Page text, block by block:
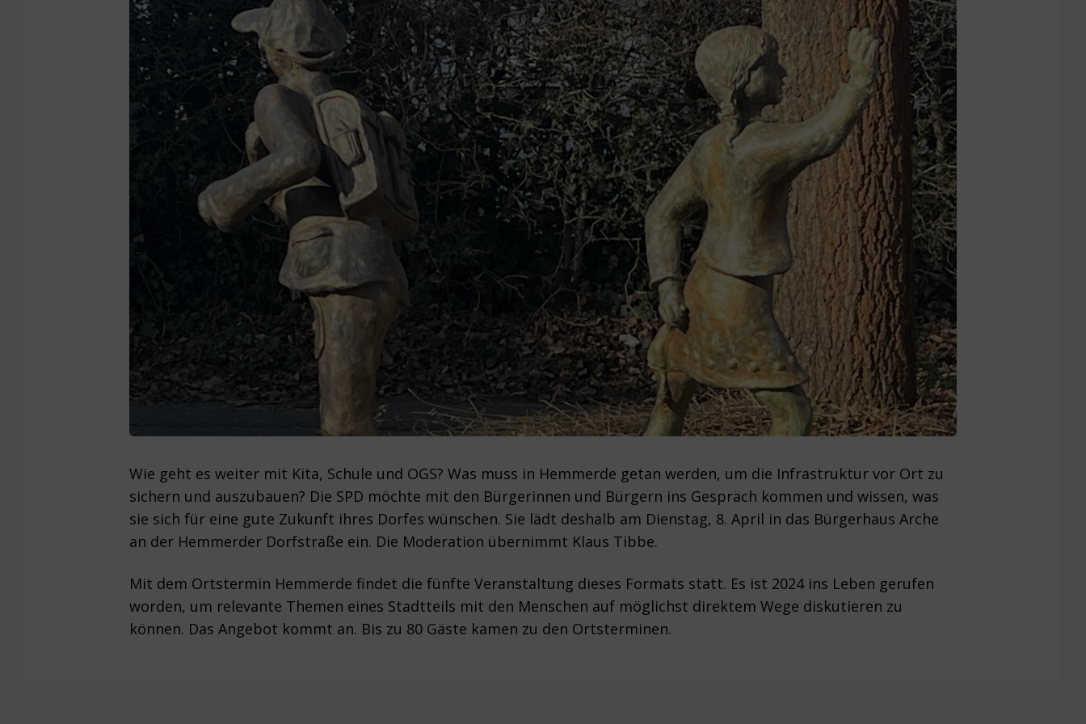
Wie geht es weiter mit Kita, Schule und OGS? Was muss in Hemmerde getan werden, um die Infrastruktur vor Ort zu
sichern und auszubauen? Die SPD möchte mit den Bürgerinnen und Bürgern ins Gespräch kommen und wissen, was
sie sich für eine gute Zukunft ihres Dorfes wünschen. Sie lädt deshalb am Dienstag, 8. April in das Bürgerhaus Arche
an der Hemmerder Dorfstraße ein. Die Moderation übernimmt Klaus Tibbe.
Mit dem Ortstermin Hemmerde findet die fünfte Veranstaltung dieses Formats statt. Es ist 2024 ins Leben gerufen
worden, um relevante Themen eines Stadtteils mit den Menschen auf möglichst direktem Wege diskutieren zu
können. Das Angebot kommt an. Bis zu 80 Gäste kamen zu den Ortsterminen.